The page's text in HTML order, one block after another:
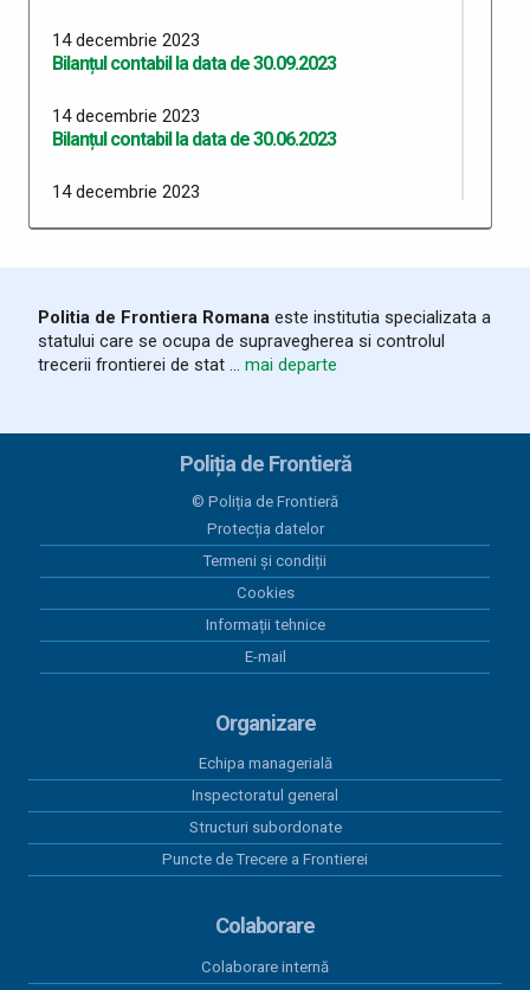
14 decembrie 2023
Bilanțul contabil la data de 30.09.2023
14 decembrie 2023
Bilanțul contabil la data de 30.06.2023
14 decembrie 2023
14 decembrie 2023
Veniturile salariale achitate în luna mai 2023
14 decembrie 2023
Veniturile salariale achitate în luna februarie 2023
Veniturile salariale achitate în luna ianuarie 2023
14 decembrie 2023
Execuția bugetară din luna august 2023
Politia de Frontiera Romana este institutia specializata a
statului care se ocupa de supravegherea si controlul
trecerii frontierei de stat ... mai departe
Poliția de Frontieră
© Poliția de Frontieră
Protecția datelor
Termeni și condiții
Cookies
Informații tehnice
E-mail
Organizare
Echipa managerială
Inspectoratul general
Structuri subordonate
Puncte de Trecere a Frontierei
Colaborare
Colaborare internă